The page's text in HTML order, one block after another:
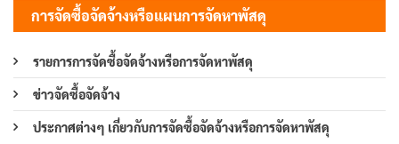
การจัดซื้อจัดจ้างหรือแผนการจัดหาพัสดุ
รายการการจัดซื้อจัดจ้างหรือการจัดหาพัสดุ
ข่าวจัดซื้อจัดจ้าง
ประกาศต่างๆ เกี่ยวกับการจัดซื้อจัดจ้างหรือการจัดหาพัสดุ